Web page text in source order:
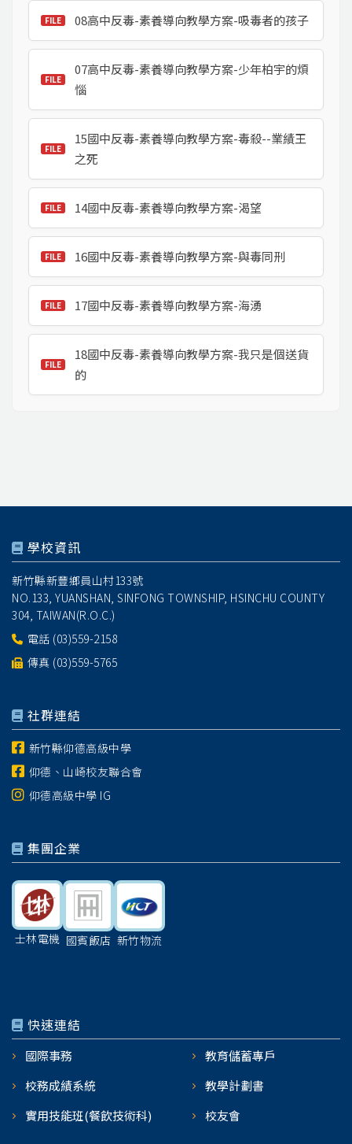
08高中反毒-素養導向教學方案-吸毒者的孩子
07高中反毒-素養導向教學方案-少年柏宇的煩
惱
15國中反毒-素養導向教學方案-毒殺--業績王
之死
14國中反毒-素養導向教學方案-渴望
16國中反毒-素養導向教學方案-與毒同刑
17國中反毒-素養導向教學方案-海湧
18國中反毒-素養導向教學方案-我只是個送貨
的
學校資訊
新竹縣新豐鄉員山村133號
NO.133, YUANSHAN, SINFONG TOWNSHIP, HSINCHU COUNTY
304, TAIWAN(R.O.C.)
電話 (03)559-2158
傳真 (03)559-5765
社群連結
新竹縣仰德高級中學
仰德、山崎校友聯合會
仰德高級中學 IG
集團企業
士林電機 國賓飯店 新竹物流
快速連結
國際事務
教育儲蓄專戶
校務成績系統
教學計劃書
實用技能班(餐飲技術科)
校友會